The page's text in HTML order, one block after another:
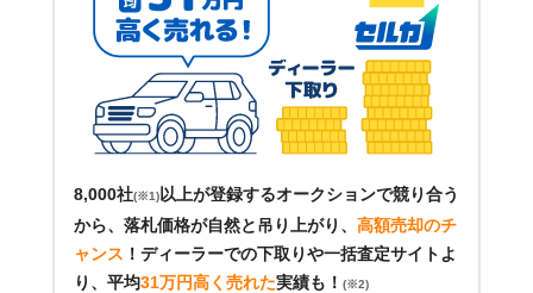
8,000社(※1) 以上が登録するオークションで競り合う
から、落札価格が自然と吊り上がり、 高額売却のチ
ャンス ！ ディーラーでの下取りや一括査定サイトよ
り、平均31万円高く売れた実績も！ (※2)